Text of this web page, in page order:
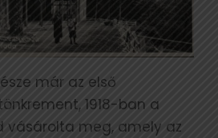
már az első
1918-ban a
vásárolta meg, amely az